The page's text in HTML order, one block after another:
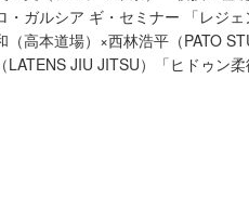
ガルシア ギ・セミナー 「レジェ
高本道場）×西林浩平（PATO
JIU JITSU）「ヒドゥン